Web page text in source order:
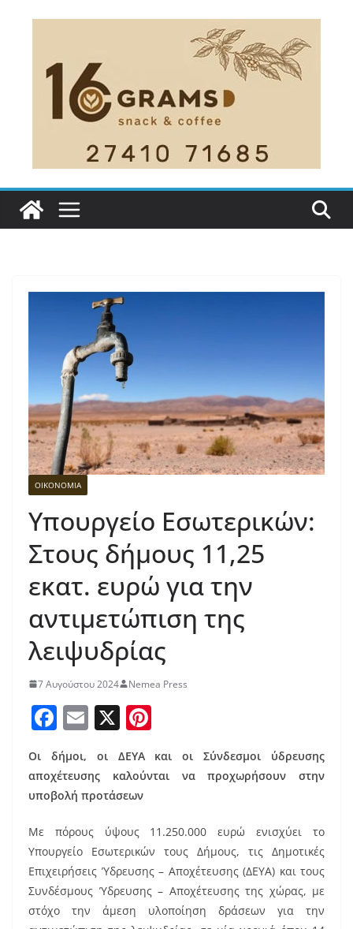
ΟΙΚΟΝΟΜΙΑ
Υπουργείο Εσωτερικών:
Στους δήμους 11,25
εκατ. ευρώ για την
αντιμετώπιση της
λειψυδρίας
7 Αυγούστου 2024 Nemea Press
F
a
c
e
b
o
o
k
E
ai
l
X
er
Οι δήμοι, οι ΔΕΥΑ και οι Σύνδεσμοι ύδρευσης
αποχέτευσης καλούνται να προχωρήσουν στην
υποβολή προτάσεων
Με πόρους ύψους 11.250.000 ευρώ ενισχύει το
Υπουργείο Εσωτερικών τους Δήμους, τις Δημοτικές
Επιχειρήσεις Ύδρευσης – Αποχέτευσης (ΔΕΥΑ) και τους
Συνδέσμους Ύδρευσης – Αποχέτευσης της χώρας, με
στόχο την άμεση υλοποίηση δράσεων για την